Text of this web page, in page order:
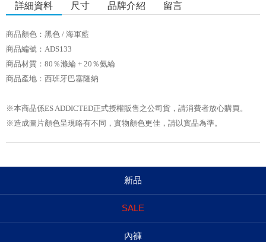
詳細資料 尺寸 品牌介紹 留言
商品顏色：黑色 / 海軍藍
商品編號：ADS133
商品材質：80％滌綸 + 20％氨綸
商品產地：西班牙巴塞隆納
※本商品係ES ADDICTED正式授權販售之公司貨，請消費者放心購買。
※造成圖片顏色呈現略有不同，實物顏色更佳，請以實品為準。
新品
SALE
內褲